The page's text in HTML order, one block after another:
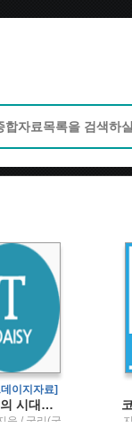
이지자료]
빛과 수의 시대힘과 미적분으로 세운 근대의 세계1
음 / 궁리(궁